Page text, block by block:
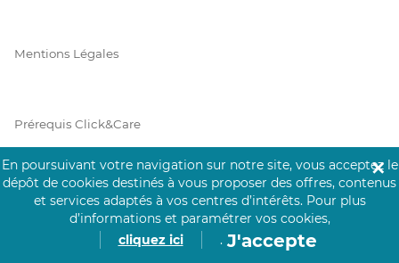
Mentions Légales
Prérequis Click&Care
Protection des Données
En poursuivant votre navigation sur notre site, vous acceptez le
dépôt de cookies destinés à vous proposer des offres, contenus
et services adaptés à vos centres d’intérêts. Pour plus
d’informations et paramétrer vos cookies,
cliquez ici
. J'accepte
✕